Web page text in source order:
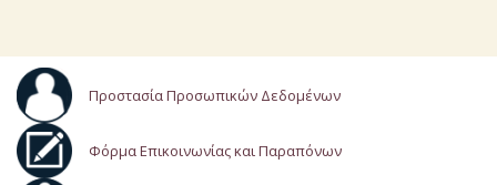
Προστασία Προσωπικών Δεδομένων
Φόρμα Επικοινωνίας και Παραπόνων